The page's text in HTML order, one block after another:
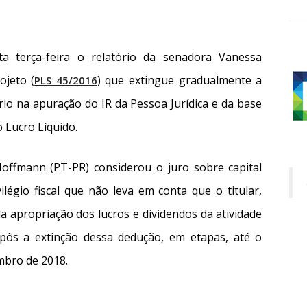
terça-feira o relatório da senadora Vanessa
(PLS 45/2016) que extingue gradualmente a
na apuração do IR da Pessoa Jurídica e da base
Lucro Líquido.
(PT-PR) considerou o juro sobre capital
fiscal que não leva em conta que o titular,
apropriação dos lucros e dividendos da atividade
a extinção dessa dedução, em etapas, até o
de 2018.